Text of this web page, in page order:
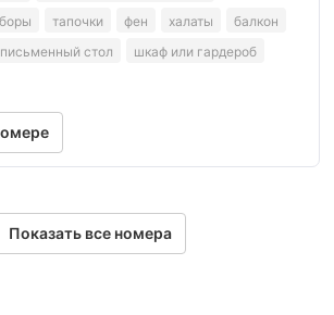
тапочки фен халаты
балкон
письменный стол
шкаф или гардероб
Показать все номера